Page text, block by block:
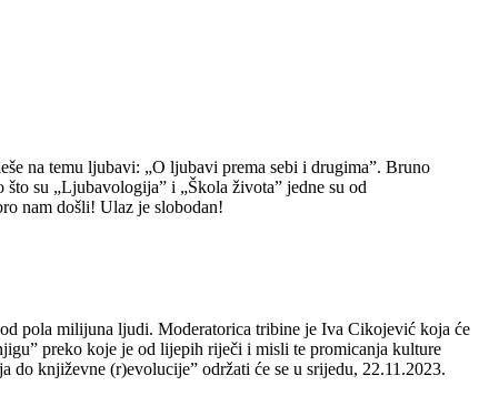
na temu ljubavi: „O ljubavi prema sebi i drugima”. Bruno
su „Ljubavologija” i „Škola života” jedne su od
nam došli! Ulaz je slobodan!
pola milijuna ljudi. Moderatorica tribine je Iva Cikojević koja će
preko koje je od lijepih riječi i misli te promicanja kulture
do književne (r)evolucije” održati će se u srijedu, 22.11.2023.